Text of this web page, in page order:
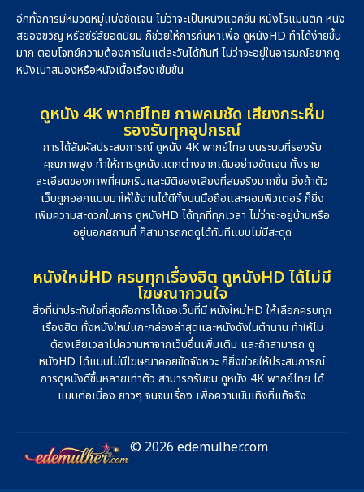
อีกทั้งการมีหมวดหมู่แบ่งชัดเจน ไม่ว่าจะเป็นหนังแอคชั่น หนังโรแมนติก หนัง
สยองขวัญ หรือซีรีส์ยอดนิยม ก็ช่วยให้การค้นหาเพื่อ ดูหนังHD ทำได้ง่ายขึ้น
มาก ตอบโจทย์ความต้องการในแต่ละวันได้ทันที ไม่ว่าจะอยู่ในอารมณ์อยากดู
หนังเบาสมองหรือหนังเนื้อเรื่องเข้มข้น
ดูหนัง 4K พากย์ไทย ภาพคมชัด เสียงกระหึ่ม
รองรับทุกอุปกรณ์
การได้สัมผัสประสบการณ์ ดูหนัง 4K พากย์ไทย บนระบบที่รองรับ
คุณภาพสูง ทำให้การดูหนังแตกต่างจากเดิมอย่างชัดเจน ทั้งราย
ละเอียดของภาพที่คมกริบและมิติของเสียงที่สมจริงมากขึ้น ยิ่งถ้าตัว
เว็บถูกออกแบบมาให้ใช้งานได้ดีทั้งบนมือถือและคอมพิวเตอร์ ก็ยิ่ง
เพิ่มความสะดวกในการ ดูหนังHD ได้ทุกที่ทุกเวลา ไม่ว่าจะอยู่บ้านหรือ
อยู่นอกสถานที่ ก็สามารถกดดูได้ทันทีแบบไม่มีสะดุด
หนังใหม่HD ครบทุกเรื่องฮิต ดูหนังHD ได้ไม่มี
โฆษณากวนใจ
สิ่งที่น่าประทับใจที่สุดคือการได้เจอเว็บที่มี หนังใหม่HD ให้เลือกครบทุก
เรื่องฮิต ทั้งหนังใหม่แกะกล่องล่าสุดและหนังดังในตำนาน ทำให้ไม่
ต้องเสียเวลาไปควานหาจากเว็บอื่นเพิ่มเติม และถ้าสามารถ ดู
หนังHD ได้แบบไม่มีโฆษณาคอยขัดจังหวะ ก็ยิ่งช่วยให้ประสบการณ์
การดูหนังดีขึ้นหลายเท่าตัว สามารถรับชม ดูหนัง 4K พากย์ไทย ได้
แบบต่อเนื่อง ยาวๆ จนจบเรื่อง เพื่อความบันเทิงที่แท้จริง
© 2026 edemulher.com